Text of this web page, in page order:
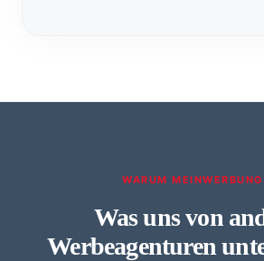
WARUM
Was uns von
Werbeagenturen